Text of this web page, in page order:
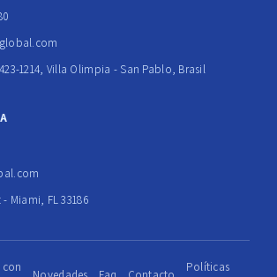
1214, Villa Olimpia - San Pablo, Brasil
- Miami, FL 33186
Políticas